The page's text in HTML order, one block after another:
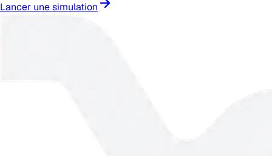
Lancer une simulation